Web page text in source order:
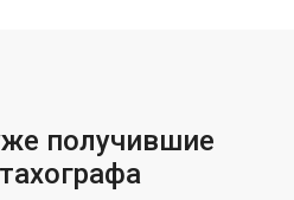
получившие